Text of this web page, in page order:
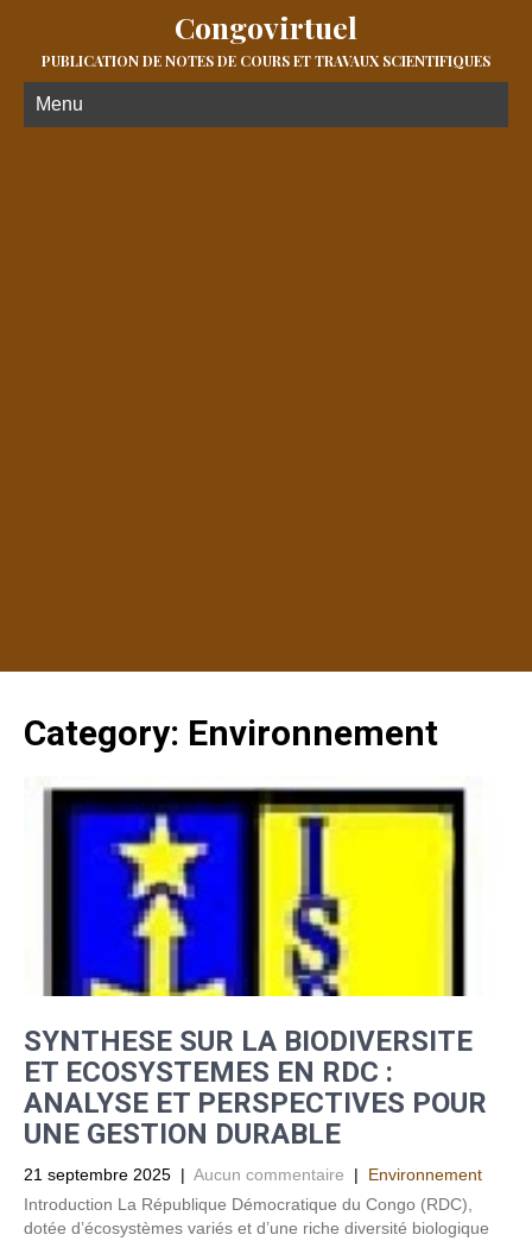
Congovirtuel
PUBLICATION DE NOTES DE COURS ET TRAVAUX SCIENTIFIQUES
Menu
Category: Environnement
SYNTHESE SUR LA BIODIVERSITE
ET ECOSYSTEMES EN RDC :
ANALYSE ET PERSPECTIVES POUR
UNE GESTION DURABLE
21 septembre 2025 | Aucun commentaire | Environnement
Introduction La République Démocratique du Congo (RDC),
dotée d’écosystèmes variés et d’une riche diversité biologique